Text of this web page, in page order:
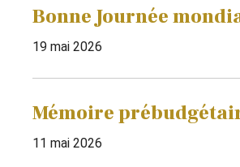
Bonne Journée
19 mai 2026
Mémoire
11 mai 2026